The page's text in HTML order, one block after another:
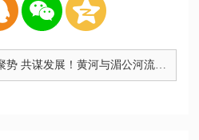
势 共谋发展！黄河与湄公河流域
会在德州举行